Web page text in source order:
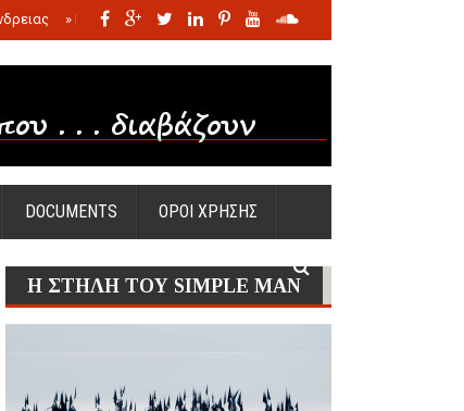
» Η σφαγή των νηπίων της Σάντας
DOCUMENTS ΟΡΟΙ ΧΡΗΣΗΣ
Η ΣΤΗΛΗ ΤΟΥ SIMPLE MAN